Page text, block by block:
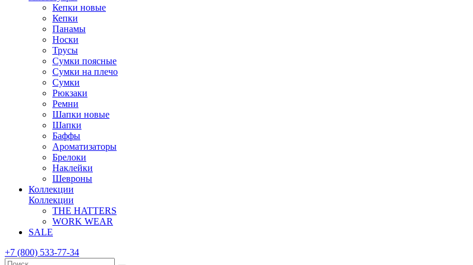
Кепки новые
Кепки
Панамы
Носки
Трусы
Сумки поясные
Сумки на плечо
Сумки
Рюкзаки
Ремни
Шапки новые
Шапки
Баффы
Ароматизаторы
Брелоки
Наклейки
Шевроны
Коллекции
Коллекции
THE HATTERS
WORK WEAR
SALE
+7 (800) 533-77-34